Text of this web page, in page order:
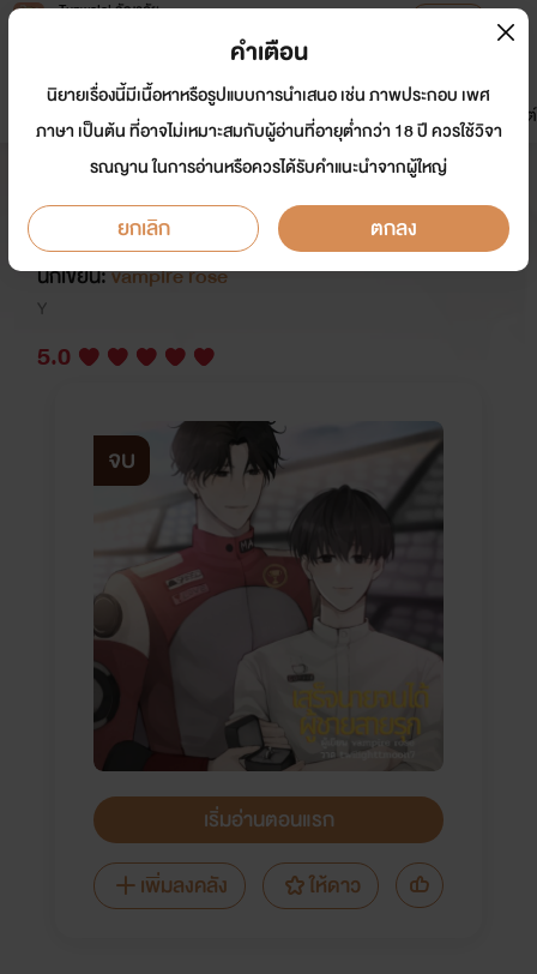
Tunwalai ธัญวลัย
หน้าแรก นิยาย อีบุ๊ก การ์ตูน
มาใหม่
ดรีมแชท ธัญลิสต์
เสร็จนายจนได้ผู้ชายสายรุก [มี​ E-
book​ วางจำหน่ายเเล้ว]​
นักเขียน:vampire rose
Y
5.0
จบ
เริ่มอ่านตอนแรก
เพิ่มลงคลัง
ให้ดาว
คำเตือน
นิยายเรื่องนี้มีเนื้อหาหรือรูปแบบการนำเสนอ เช่น ภาพประกอบ เพศ
ภาษา เป็นต้น ที่อาจไม่เหมาะสมกับผู้อ่านที่อายุต่ำกว่า 18 ปี ควรใช้วิจา
รณญาน ในการอ่านหรือควรได้รับคำแนะนำจากผู้ใหญ่
ยกเลิก ตกลง